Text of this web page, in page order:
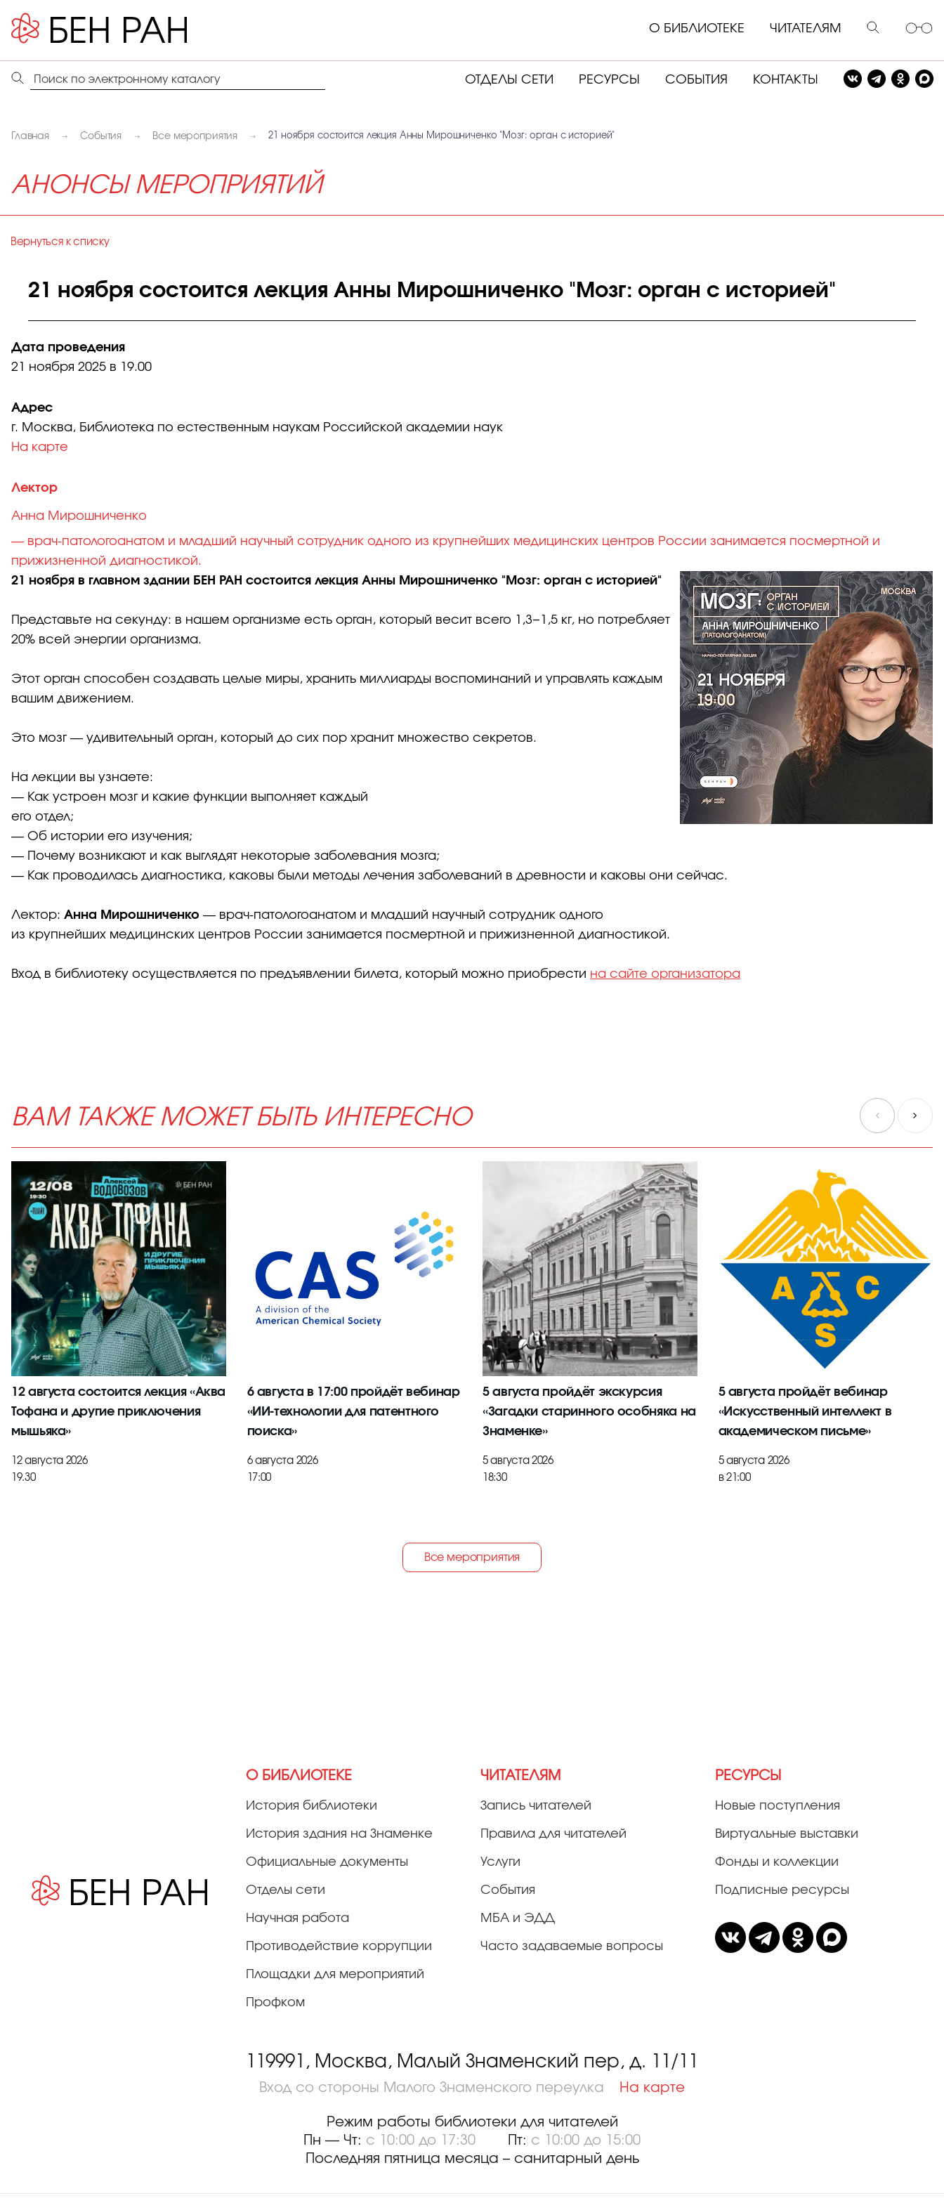
О БИБЛИОТЕКЕ ЧИТАТЕЛЯМ
ОТДЕЛЫ СЕТИ РЕСУРСЫ СОБЫТИЯ КОНТАКТЫ
Главная События Все мероприятия 21 ноября состоится лекция Анны Мирошниченко "Мозг: орган с историей"
АНОНСЫ МЕРОПРИЯТИЙ
Вернуться к списку
21 ноября состоится лекция Анны Мирошниченко "Мозг: орган с историей"
Дата проведения
21 ноября 2025 в 19.00
Адрес
г. Москва, Библиотека по естественным наукам Российской академии наук
На карте
Лектор
Анна Мирошниченко
— врач-патологоанатом и младший научный сотрудник одного из крупнейших медицинских центров России занимается посмертной и
прижизненной диагностикой.
21 ноября в главном здании БЕН РАН состоится лекция Анны Мирошниченко "Мозг: орган с историей"
Представьте на секунду: в нашем организме есть орган, который весит всего 1,3−1,5 кг, но потребляет
20% всей энергии организма.
Этот орган способен создавать целые миры, хранить миллиарды воспоминаний и управлять каждым
вашим движением.
Это мозг — удивительный орган, который до сих пор хранит множество секретов.
На лекции вы узнаете:
— Как устроен мозг и какие функции выполняет каждый
его отдел;
— Об истории его изучения;
— Почему возникают и как выглядят некоторые заболевания мозга;
— Как проводилась диагностика, каковы были методы лечения заболеваний в древности и каковы они сейчас.
Лектор: Анна Мирошниченко — врач-патологоанатом и младший научный сотрудник одного
из крупнейших медицинских центров России занимается посмертной и прижизненной диагностикой.
Вход в библиотеку осуществляется по предъявлении билета, который можно приобрести на сайте организатора
ВАМ ТАКЖЕ МОЖЕТ БЫТЬ ИНТЕРЕСНО
12 августа состоится лекция «Аква
Тофана и другие приключения
мышьяка»
12 августа 2026
19.30
6 августа в 17:00 пройдёт вебинар
«ИИ-технологии для патентного
поиска»
6 августа 2026
17:00
5 августа пройдёт экскурсия
«Загадки старинного особняка на
Знаменке»
5 августа 2026
18:30
5 августа пройдёт вебинар
«Искусственный интеллект в
академическом письме»
5 августа 2026
в 21:00
Все мероприятия
О БИБЛИОТЕКЕ
История библиотеки
История здания на Знаменке
Официальные документы
Отделы сети
Научная работа
Противодействие коррупции
Площадки для мероприятий
Профком
ЧИТАТЕЛЯМ
Запись читателей
Правила для читателей
Услуги
События
МБА и ЭДД
Часто задаваемые вопросы
РЕСУРСЫ
Новые поступления
Виртуальные выставки
Фонды и коллекции
Подписные ресурсы
119991, Москва, Малый Знаменский пер, д. 11/11
Вход со стороны Малого Знаменского переулка На карте
Режим работы библиотеки для читателей
Пн — Чт: с 10:00 до 17:30 Пт: с 10:00 до 15:00
Последняя пятница месяца – санитарный день